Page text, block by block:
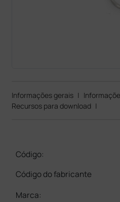
Informações gerais |
Recursos para download |
Código:
Código do fabricante
Marca: